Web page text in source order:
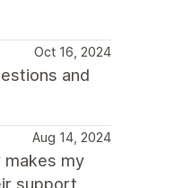
Oct 16, 2024
and
Aug 14, 2024
makes my
support